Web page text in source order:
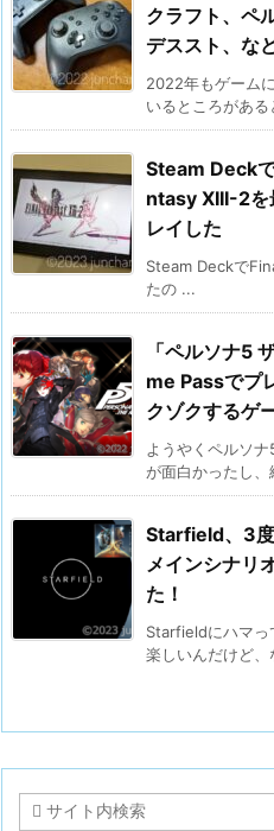
クラフト、ペ
デススト、な
2022年もゲーム
いるところがあ
Steam Deck
ntasy XIII-2を
レイした
Steam Deckで
たの ...
「ペルソナ5
me Passでプ
クゾクするゲ
ようやくペルソ
が面白かったし
Starfield、3度
メインシナリ
た！
Starfieldにハマっ
楽しいんだけど、